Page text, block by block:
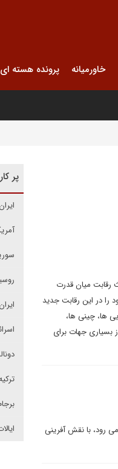
خاورمیانه پرونده هسته ای
رقابت میان قدرت
را در این رقابت جدید
ها، چینی ها،
بسیاری جهات برای
رود، با نقش آفرینی
پر
ایران